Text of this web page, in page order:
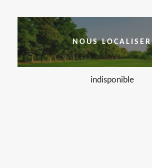
NOUS LOCALISER
indisponible